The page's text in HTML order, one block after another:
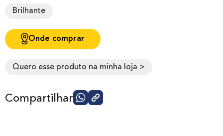
Brilhante
Onde comprar
Quero esse produto na minha loja >
Compartilhar